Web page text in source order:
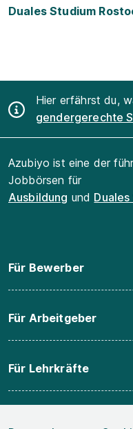
Duales Studium
Hier erfährst du,
gendergerechte
Azubiyo ist eine der
Jobbörsen für
Ausbildung und
Für Bewerber
Für Arbeitgeber
Für Lehrkräfte